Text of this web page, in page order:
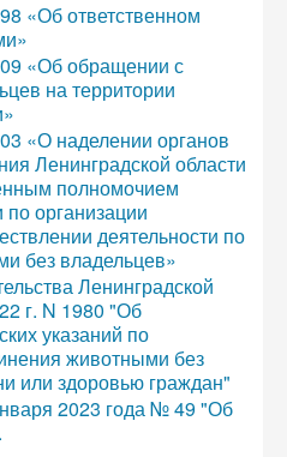
«Об ответственном
«Об обращении с
на территории
«О наделении органов
Ленинградской области
полномочием
по организации
деятельности по
без владельцев»
Ленинградской
г. N 1980 "Об
указаний по
животными без
или здоровью граждан"
2023 года № 49 "Об